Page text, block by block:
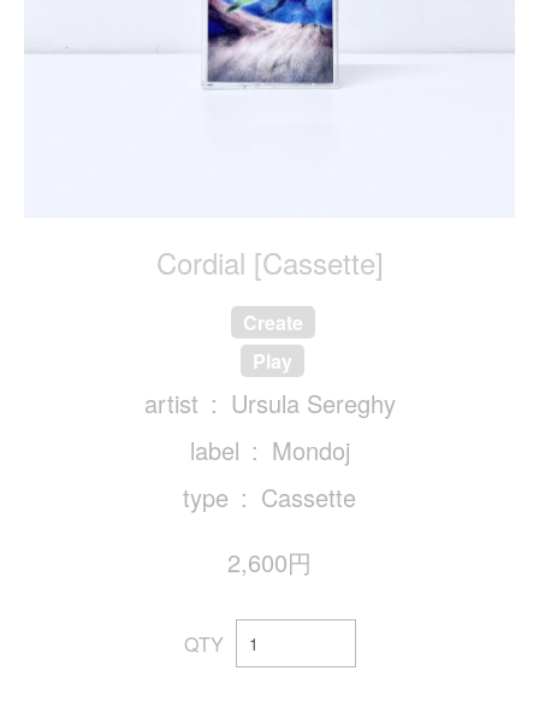
Cordial [Cassette]
Create
Play
artist
Ursula Sereghy
label
Mondoj
type
Cassette
2,600円
QTY